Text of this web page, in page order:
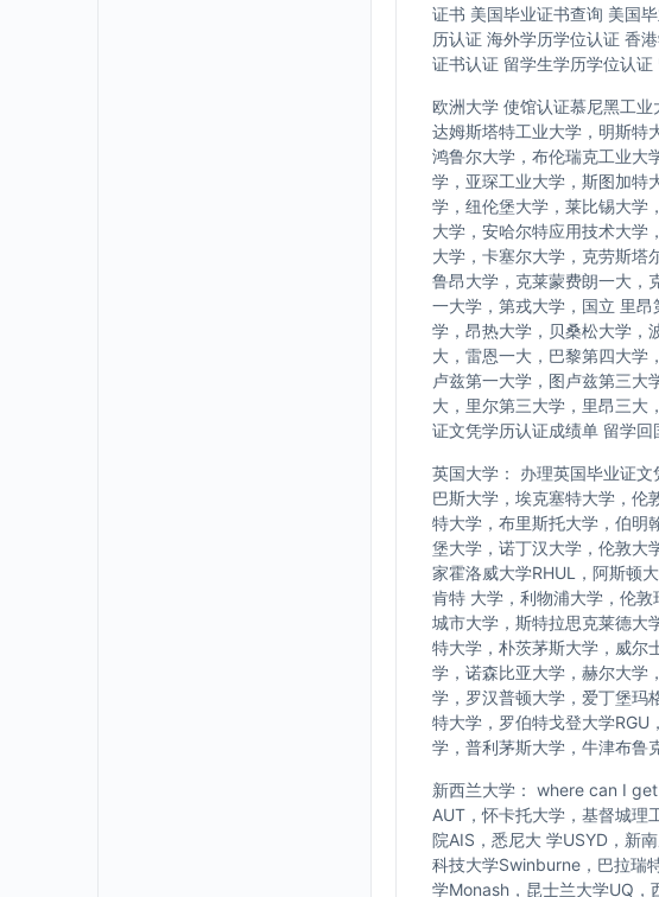
证书 美国毕业证书查询 美国
历认证 海外学历学位认证 香
证书认证 留学生学历学位认证
欧洲大学 使馆认证慕尼黑工
达姆斯塔特工业大学，明斯特
鸿鲁尔大学，布伦瑞克工业大
学，亚琛工业大学，斯图加特
学，纽伦堡大学，莱比锡大学
大学，安哈尔特应用技术大学
大学，卡塞尔大学，克劳斯塔
鲁昂大学，克莱蒙费朗一大，
一大学，第戎大学，国立 里
学，昂热大学，贝桑松大学，
大，雷恩一大，巴黎第四大学
卢兹第一大学，图卢兹第三大
大，里尔第三大学，里昂三大
证文凭学历认证成绩单 留学回
英国大学： 办理英国毕业证
巴斯大学，埃克塞特大学，伦
特大学，布里斯托大学，伯明
堡大学，诺丁汉大学，伦敦大
家霍洛威大学RHUL，阿斯顿
肯特 大学，利物浦大学，伦
城市大学，斯特拉思克莱德大
特大学，朴茨茅斯大学，威尔
学，诺森比亚大学，赫尔大学
学，罗汉普顿大学，爱丁堡玛
特大学，罗伯特戈登大学
学，普利茅斯大学，牛津布鲁
新西兰大学： where can I
AUT，怀卡托大学，基督城理
院AIS，悉尼大 学USYD，新
科技大学Swinburne，巴拉瑞
学Monash，昆士兰大学UQ，